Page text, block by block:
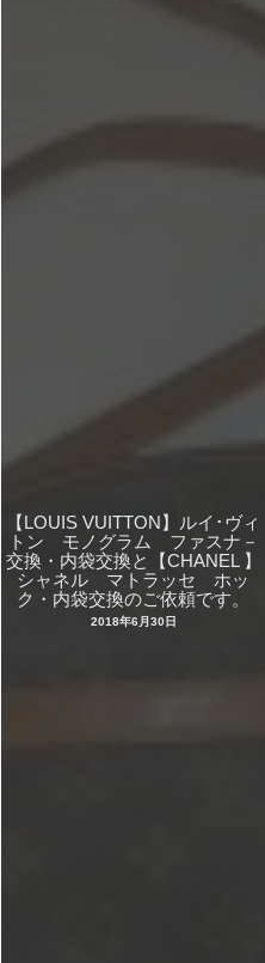
【LOUIS VUITTON】ルイ･ヴィ
トン モノグラム ファスナ－
交換・内袋交換と【CHANEL 】
シャネル マトラッセ ホッ
ク・内袋交換のご依頼です。
2018年6月30日